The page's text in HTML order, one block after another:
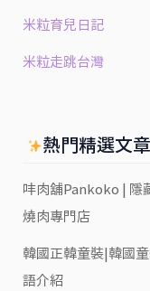
米粒育兒日記
米粒走跳台灣
熱門精選文章
㕩肉舖Pankoko | 隱
燒肉專門店
韓國正韓童裝|韓國
語介紹